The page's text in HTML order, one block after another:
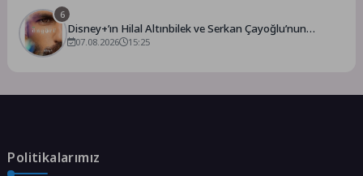
6
Disney+’ın Hilal Altınbilek ve Serkan Çayoğlu’nun
Başrollerinde Yer Aldığı “Öngörü” Filminin Teaser Afişleri
07.08.2026 15:25
Politikalarımız